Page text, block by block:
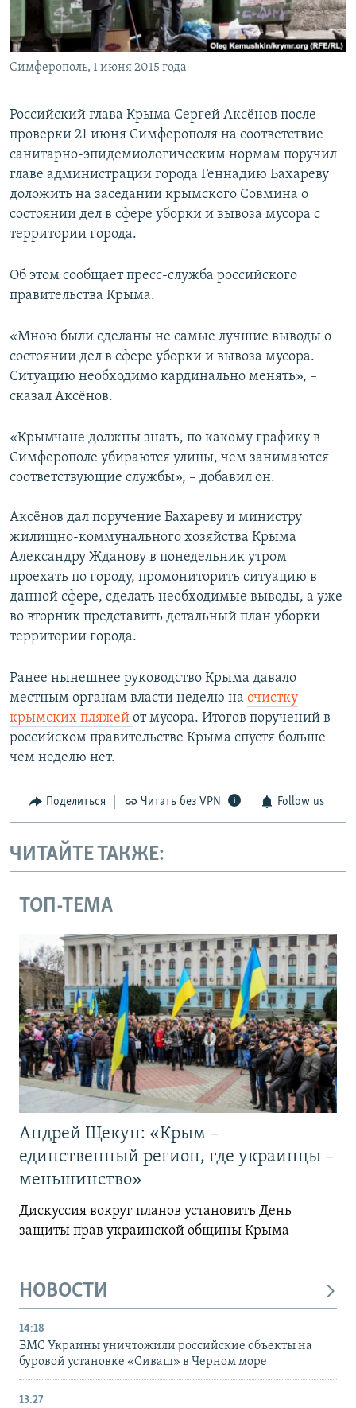
ПОБЕДИТЕЛЕЙ НЕ СУДЯТ?
КРЫМ.НЕПОКОРЕННЫЙ
ELIFBE
ПРИСОЕДИНЯЙТЕСЬ!
Все сайты RFE/RL
Симферополь, 1 июня 2015 года
Российский глава Крыма Сергей Аксёнов после
проверки 21 июня Симферополя на соответствие
санитарно-эпидемиологическим нормам поручил
главе администрации города Геннадию Бахареву
доложить на заседании крымского Совмина о
состоянии дел в сфере уборки и вывоза мусора с
территории города.
Об этом сообщает пресс-служба российского
правительства Крыма.
«Мною были сделаны не самые лучшие выводы о
состоянии дел в сфере уборки и вывоза мусора.
Ситуацию необходимо кардинально менять», –
сказал Аксёнов.
«Крымчане должны знать, по какому графику в
Симферополе убираются улицы, чем занимаются
соответствующие службы», – добавил он.
Аксёнов дал поручение Бахареву и министру
жилищно-коммунального хозяйства Крыма
Александру Жданову в понедельник утром
проехать по городу, промониторить ситуацию в
данной сфере, сделать необходимые выводы, а уже
во вторник представить детальный план уборки
территории города.
Ранее нынешнее руководство Крыма давало
местным органам власти неделю на очистку
крымских пляжей от мусора. Итогов поручений в
российском правительстве Крыма спустя больше
чем неделю нет.
Поделиться Читать без VPN Follow us
ЧИТАЙТЕ ТАКЖЕ:
ТОП-ТЕМА
Андрей Щекун: «Крым –
единственный регион, где украинцы –
меньшинство»
Дискуссия вокруг планов установить День
защиты прав украинской общины Крыма
НОВОСТИ
14:18
ВМС Украины уничтожили российские объекты на
буровой установке «Сиваш» в Черном море
13:27